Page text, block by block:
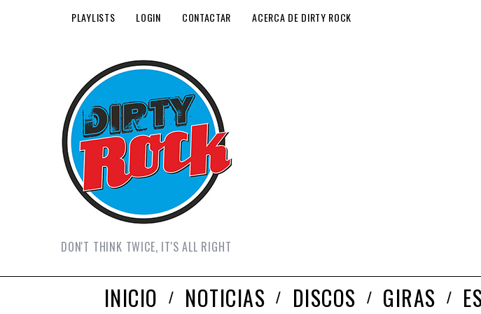
PLAYLISTS LOGIN CONTACTAR ACERCA DE DIRTY ROCK
DON'T THINK TWICE, IT'S ALL RIGHT
INICIO NOTICIAS DISCOS GIRAS